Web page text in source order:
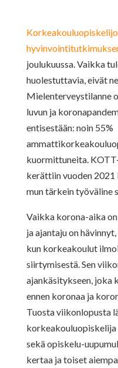
joulukuussa. Vaikka
huolestuttavia, eivät
Mielenterveystilanne
luvun ja
entisestään: noin 55%
kuormittuneita.
kerättiin vuoden 2021
mun tärkein työväline
Vaikka korona-aika
ja ajantaju on
kun korkeakoulut
siirtymisestä. Sen
ajankäsitykseen, joka
ennen koronaa ja
Tuosta viikonlopusta
sekä opiskelu-
kertaa ja toiset